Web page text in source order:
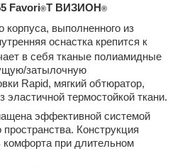
Favori®T ВИЗИОН®
корпуса, выполненного из
оснастка крепится к
в себя тканые полиамидные
затылочную
Rapid, мягкий обтюратор,
термостойкой ткани.
эффективной системой
Конструкция
комфорта при длительном